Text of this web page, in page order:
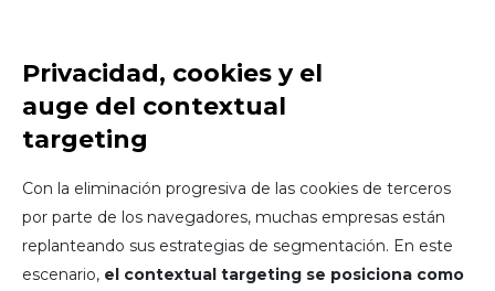
Privacidad, cookies y el
auge del contextual
targeting
Con la eliminación progresiva de las cookies de terceros
por parte de los navegadores, muchas empresas están
replanteando sus estrategias de segmentación. En este
escenario, el contextual targeting se posiciona como